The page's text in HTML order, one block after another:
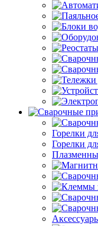
Горелки
Горелки